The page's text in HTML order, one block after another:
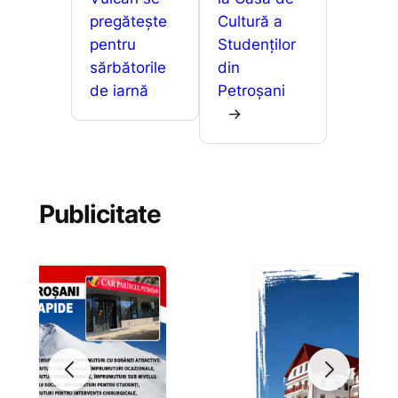
pregătește
pentru
sărbătorile
de iarnă
Cultură a
Studenților
din
Petroșani
→
Publicitate